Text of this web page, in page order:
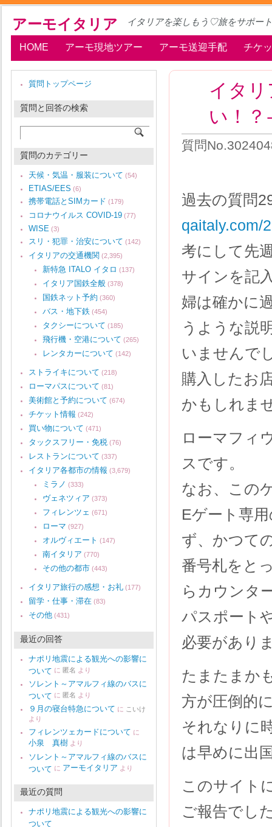
アーモイタリア イタリアを楽しもう♡旅をサポート
HOME アーモ現地ツアー アーモ送迎手配 チケ
イタ
い！
質問
過去の質問
qaitaly.com/
考にして先
サインを記
婦は確かに
うような説
いませんで
購入したお
かもしれま
ローマフィ
スです。
なお、この
Eゲート専
ず、かつて
番号札をと
らカウンタ
パスポート
必要があり
たまたまか
方が圧倒的
それなりに
は早めに出
このサイト
ご報告でし
質問トップページ
質問と回答の検索
質問のカテゴリー
天候・気温・服装について (54)
ETIAS/EES (6)
携帯電話とSIMカード (179)
コロナウイルス COVID-19 (77)
WISE (3)
スリ・犯罪・治安について (142)
イタリアの交通機関 (2,395)
新特急 ITALO イタロ (137)
イタリア国鉄全般 (378)
国鉄ネット予約 (360)
バス・地下鉄 (454)
タクシーについて (185)
飛行機・空港について (265)
レンタカーについて (142)
ストライキについて (218)
ローマパスについて (81)
美術館と予約について (674)
チケット情報 (242)
買い物について (471)
タックスフリー・免税 (76)
レストランについて (337)
イタリア各都市の情報 (3,679)
ミラノ (333)
ヴェネツィア (373)
フィレンツェ (671)
ローマ (927)
オルヴィエート (147)
南イタリア (770)
その他の都市 (443)
イタリア旅行の感想・お礼 (177)
留学・仕事・滞在 (83)
その他 (431)
最近の回答
ナポリ地震による観光への影響に
ついて に 匿名 より
ソレント～アマルフィ線のバスに
ついて に 匿名 より
９月の寝台特急について に こいけ
より
フィレンツェカードについて に
小泉 真樹 より
ソレント～アマルフィ線のバスに
ついて に アーモイタリア より
最近の質問
ナポリ地震による観光への影響に
ついて